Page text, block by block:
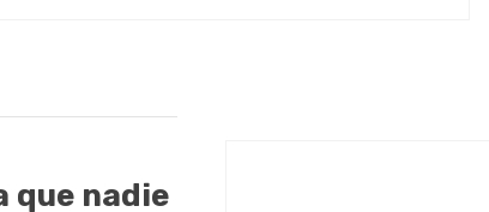
que nadie